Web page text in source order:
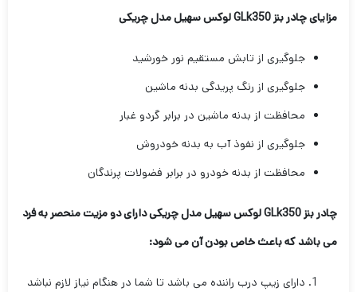
مزایای چادر بنز GLk350 لوکس سهیل مدل چریکی
جلوگیری از تابش مستقیم نور خورشید
جلوگیری از رنگ پریدگی بدنه ماشین
محافظت از بدنه ماشین در برابر گردو غبار
جلوگیری از نفوذ آب به بدنه خودروش
محافظت از بدنه خودرو در برابر فضولات پرندگان
چادر بنز GLk350 لوکس سهیل مدل چریکی دارای دو مزیت منحصر به فرد
می باشد که باعث خاص بودن آن می شود:
دارای زیپ درب راننده می باشد تا شما در هنگام نیاز لازم نباشد